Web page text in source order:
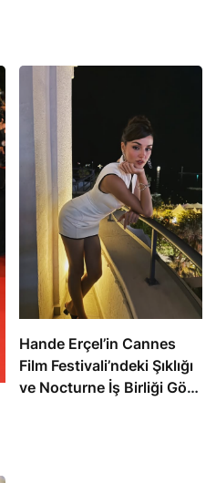
Hande Erçel’in Cannes
Film Festivali’ndeki Şıklığı
ve Nocturne İş Birliği Göz